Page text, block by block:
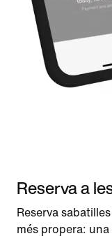
Reserva a
Reserva
més propera: